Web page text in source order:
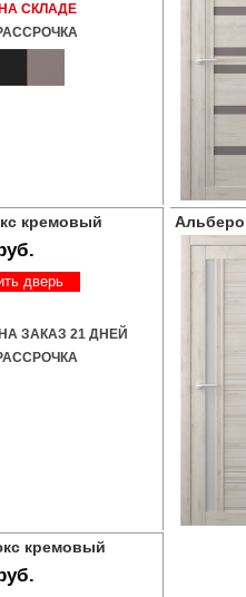
НА СКЛАДЕ
кремовый
дверь
НА ЗАКАЗ 21 ДНЕЙ
кремовый